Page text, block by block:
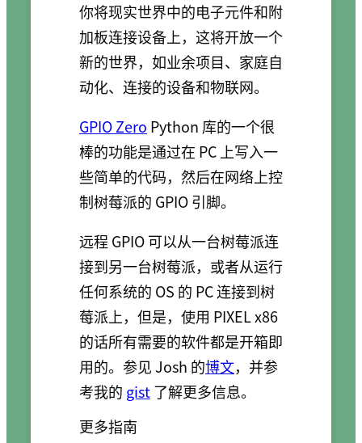
你将现实世界中的电子元件和附
加板连接设备上，这将开放一个
新的世界，如业余项目、家庭自
动化、连接的设备和物联网。
GPIO Zero Python 库的一个很
棒的功能是通过在 PC 上写入一
些简单的代码，然后在网络上控
制树莓派的 GPIO 引脚。
远程 GPIO 可以从一台树莓派连
接到另一台树莓派，或者从运行
任何系统的 OS 的 PC 连接到树
莓派上，但是，使用 PIXEL x86
的话所有需要的软件都是开箱即
用的。参见 Josh 的博文，并参
考我的 gist了解更多信息。
更多指南